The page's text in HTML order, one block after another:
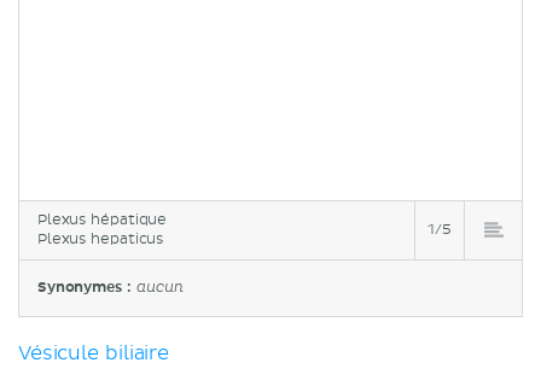
Plexus hépatique
Plexus hepaticus
1/5
Synonymes :aucun
Vésicule biliaire